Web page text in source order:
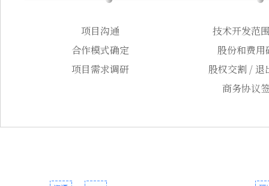
项目沟通
合作模式确定
项目需求调研
技术开发范
股份和费用
股权交割 / 退
商务协议